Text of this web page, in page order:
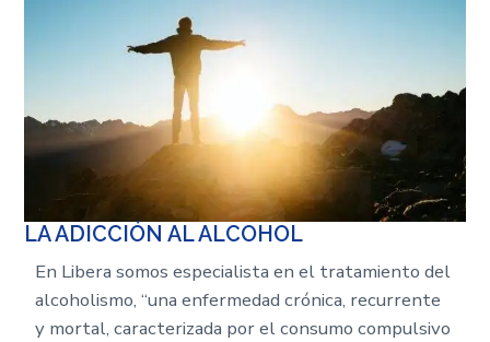
LA ADICCIÓN AL ALCOHOL
En Libera somos especialista en el tratamiento del
alcoholismo, “una enfermedad crónica, recurrente
y mortal, caracterizada por el consumo compulsivo